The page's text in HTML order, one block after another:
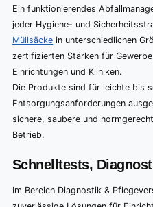
Ein funktionierendes
jeder Hygiene- und
Müllsäcke in unterschiedlichen
zertifizierten Stärken für
Einrichtungen und Kliniken.
Die Produkte sind für leichte bis
Entsorgungsanforderungen
sichere, saubere und
Betrieb.
Schnelltests,
Im Bereich Diagnostik &